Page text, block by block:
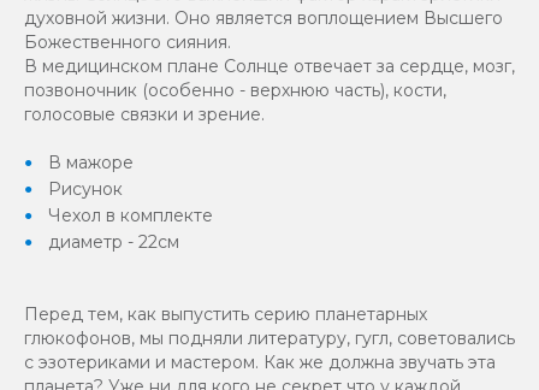
духовной жизни. Оно является воплощением Высшего
Божественного сияния.
В медицинском плане Солнце отвечает за сердце, мозг,
позвоночник (особенно - верхнюю часть), кости,
голосовые связки и зрение.
В мажоре
Рисунок
Чехол в комплекте
диаметр - 22см
Перед тем, как выпустить серию планетарных
глюкофонов, мы подняли литературу, гугл, советовались
с эзотериками и мастером. Как же должна звучать эта